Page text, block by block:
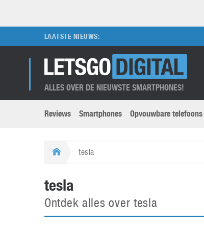
LAATSTE NIEUWS:
ALLES OVER DE NIEUWSTE SMARTPHONES!
Merken submenu
Apple
Computermuseum
Honor
Huawei
OnePlus
Oppo
Reviews Smartphones Opvouwbare telefoons
Categorien submenu
Aanbiedingen
Abonnement
Digitale camera’s
DSLR camera’s
tesla
tesla
Ontdek alles over tesla